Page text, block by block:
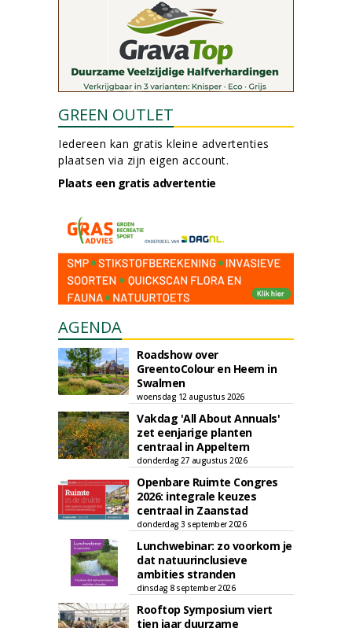
GREEN OUTLET
Iedereen kan gratis kleine advertenties
plaatsen via zijn eigen account.
Plaats een gratis advertentie
AGENDA
Roadshow over
GreentoColour en Heem in
Swalmen
woensdag 12 augustus 2026
Vakdag 'All About Annuals'
zet eenjarige planten
centraal in Appeltern
donderdag 27 augustus 2026
Openbare Ruimte Congres
2026: integrale keuzes
centraal in Zaanstad
donderdag 3 september 2026
Lunchwebinar: zo voorkom je
dat natuurinclusieve
ambities stranden
dinsdag 8 september 2026
Rooftop Symposium viert
tien jaar duurzame